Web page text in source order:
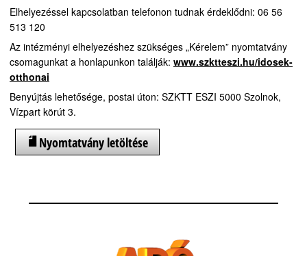
Elhelyezéssel kapcsolatban telefonon tudnak érdeklődni: 06 56
513 120
Az intézményi elhelyezéshez szükséges „Kérelem” nyomtatvány
csomagunkat a honlapunkon találják: www.szktteszi.hu/idosek-
otthonai
Benyújtás lehetősége, postai úton: SZKTT ESZI 5000 Szolnok,
Vízpart körút 3.
Nyomtatvány letöltése